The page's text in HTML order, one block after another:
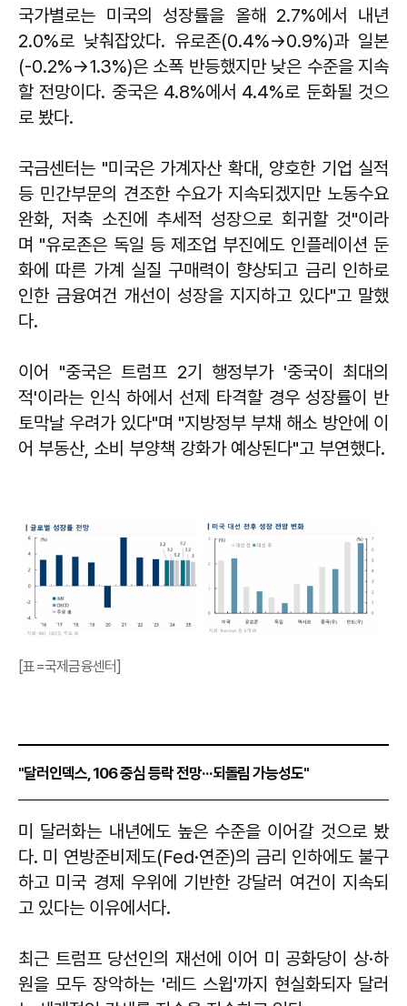
국가별로는 미국의 성장률을 올해 2.7%에서 내년
2.0%로 낮춰잡았다. 유로존(0.4%→0.9%)과 일본
(-0.2%→1.3%)은 소폭 반등했지만 낮은 수준을 지속
할 전망이다. 중국은 4.8%에서 4.4%로 둔화될 것으
로 봤다.
국금센터는 "미국은 가계자산 확대, 양호한 기업 실적
등 민간부문의 견조한 수요가 지속되겠지만 노동수요
완화, 저축 소진에 추세적 성장으로 회귀할 것"이라
며 "유로존은 독일 등 제조업 부진에도 인플레이션 둔
화에 따른 가계 실질 구매력이 향상되고 금리 인하로
인한 금융여건 개선이 성장을 지지하고 있다"고 말했
다.
이어 "중국은 트럼프 2기 행정부가 '중국이 최대의
적'이라는 인식 하에서 선제 타격할 경우 성장률이 반
토막날 우려가 있다"며 "지방정부 부채 해소 방안에 이
어 부동산, 소비 부양책 강화가 예상된다"고 부연했다.
[표=국제금융센터]
"달러인덱스, 106 중심 등락 전망···되돌림 가능성도"
미 달러화는 내년에도 높은 수준을 이어갈 것으로 봤
다. 미 연방준비제도(Fed·연준)의 금리 인하에도 불구
하고 미국 경제 우위에 기반한 강달러 여건이 지속되
고 있다는 이유에서다.
최근 트럼프 당선인의 재선에 이어 미 공화당이 상·하
원을 모두 장악하는 '레드 스윕'까지 현실화되자 달러